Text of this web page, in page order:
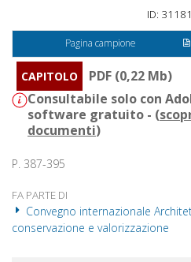
ID:
Pagina campione
CAPITOLO
PDF (0,22 Mb)
Consultabile solo con
software gratuito - (
documenti)
P. 387-395
FA PARTE DI
Convegno internazionale
conservazione e valorizzazione